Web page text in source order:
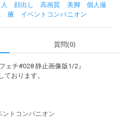
顔出し 高画質 美脚
個人撮
腋 イベントコンパニオン
質問(0)
ェチ#028 静止画像版1/2』
おります。
トコンパニオン